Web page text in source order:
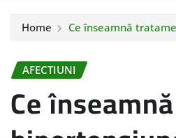
Home Ce înseamnă
AFECTIUNI
Ce